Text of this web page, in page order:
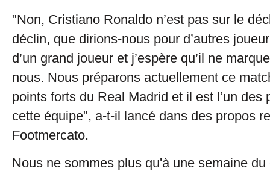
"Non, Cristiano Ronaldo n’est pas sur le
déclin, que dirions-nous pour d’autres
d’un grand joueur et j’espère qu’il ne
nous. Nous préparons actuellement ce
points forts du Real Madrid et il est l’un des
cette équipe", a-t-il lancé dans des propos
Footmercato.
Nous ne sommes plus qu'à une semaine